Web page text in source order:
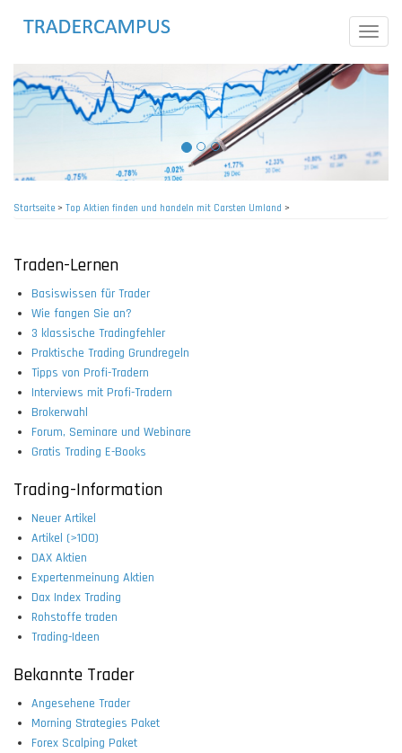
Toggle
Startseite> Top Aktien finden und handeln mit Carsten Umland >
Traden-Lernen
Basiswissen für Trader
Wie fangen Sie an?
3 klassische Tradingfehler
Praktische Trading Grundregeln
Tipps von Profi-Tradern
Interviews mit Profi-Tradern
Brokerwahl
Forum, Seminare und Webinare
Gratis Trading E-Books
Trading-Information
Neuer Artikel
Artikel (>100)
DAX Aktien
Expertenmeinung Aktien
Dax Index Trading
Rohstoffe traden
Trading-Ideen
Bekannte Trader
Angesehene Trader
Morning Strategies Paket
Forex Scalping Paket